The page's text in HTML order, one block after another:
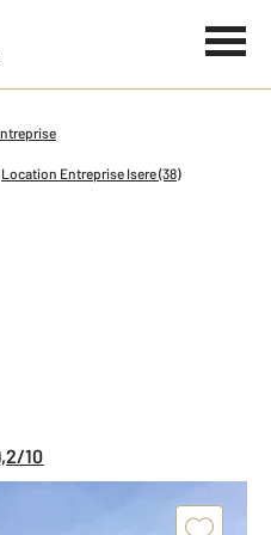
Location Entreprise Isere (38)
10